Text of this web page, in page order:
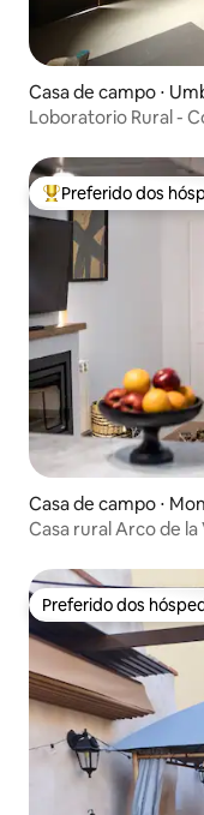
Casa de campo ⋅
Loboratorio Rural -
Entre os melhores
Preferido dos
Casa de campo ⋅
Casa rural Arco de
Preferido dos
Preferido dos